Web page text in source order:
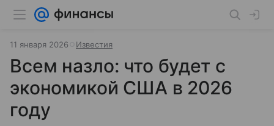
11 января 2026 Известия
Всем назло: что будет с
экономикой США в 2026
году